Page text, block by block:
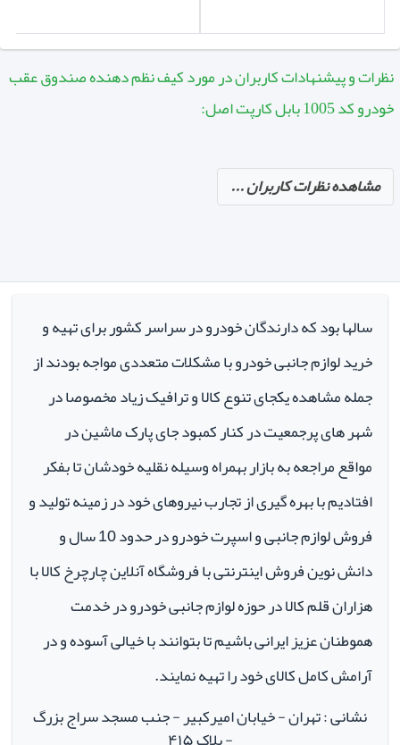
نظرات و پیشنهادات کاربران در مورد کیف نظم دهنده صندوق عقب
خودرو کد 1005 بابل کارپت اصل:
مشاهده نظرات کاربران ...
سالها بود که دارندگان خودرو در سراسر کشور برای تهیه و
خرید لوازم جانبی خودرو با مشکلات متعددی مواجه بودند از
جمله مشاهده یکجای تنوع کالا و ترافیک زیاد مخصوصا در
شهر های پرجمعیت در کنار کمبود جای پارک ماشین در
مواقع مراجعه به بازار بهمراه وسیله نقلیه خودشان تا بفکر
افتادیم با بهره گیری از تجارب نیروهای خود در زمینه تولید و
فروش لوازم جانبی و اسپرت خودرو در حدود 10 سال و
دانش نوین فروش اینترنتی با فروشگاه آنلاین چارچرخ کالا با
هزاران قلم کالا در حوزه لوازم جانبی خودرو در خدمت
هموطنان عزیز ایرانی باشیم تا بتوانند با خیالی آسوده و در
آرامش کامل کالای خود را تهیه نمایند.
نشانی : تهران - خیابان امیرکبیر - جنب مسجد سراج بزرگ